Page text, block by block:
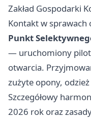
Zakład Gospodarki
Kontakt w
Punkt
— uruchomiony
otwarcia.
zużyte opony,
Szczegółowy
2026 rok oraz